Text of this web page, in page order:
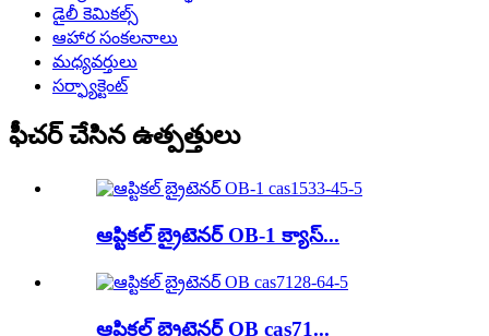
డైలీ కెమికల్స్
ఆహార సంకలనాలు
మధ్యవర్తులు
సర్ఫ్యాక్టెంట్
ఫీచర్ చేసిన ఉత్పత్తులు
ఆప్టికల్ బ్రైటెనర్ OB-1 క్యాస్...
ఆప్టికల్ బ్రైటెనర్ OB cas71...